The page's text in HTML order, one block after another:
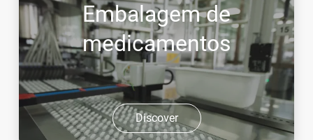
Embalagem de
medicamentos
Discover